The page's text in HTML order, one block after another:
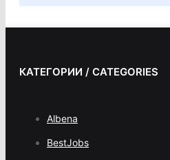
КАТЕГОРИИ / CATEGORIES
Albena
BestJobs